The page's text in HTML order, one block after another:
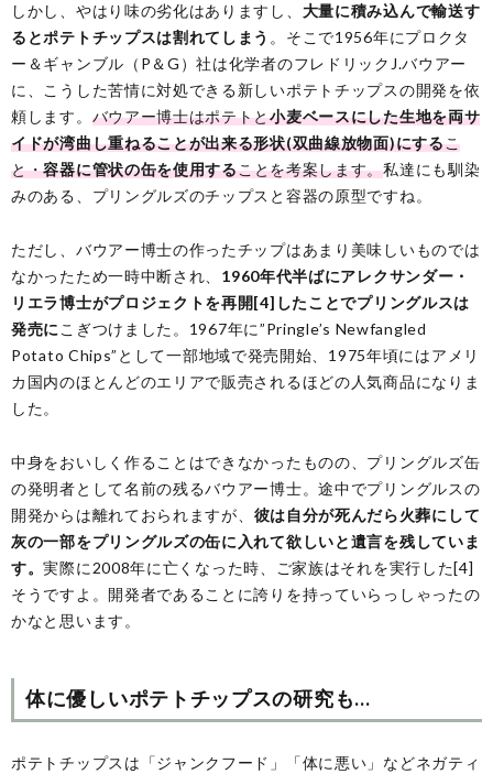
しかし、やはり味の劣化はありますし、 大量に積み込んで輸送す
るとポテトチップスは割れてしまう 。そこで1956年にプロクタ
ー＆ギャンブル（P＆G）社は化学者のフレドリックJ.バウアー
に、こうした苦情に対処できる新しいポテトチップスの開発を依
頼します。 バウアー博士はポテトと小麦ベースにした生地を両サ
イドが湾曲し重ねることが出来る形状(双曲線放物面)にするこ
と・容器に管状の缶を使用することを考案します。私達にも馴染
みのある、プリングルズのチップスと容器の原型ですね。
ただし、バウアー博士の作ったチップはあまり美味しいものでは
なかったため一時中断され、 1960年代半ばにアレクサンダー・
リエラ博士がプロジェクトを再開[4]したことでプリングルスは
発売に こぎつけました。1967年に”Pringle’s Newfangled
Potato Chips”として一部地域で発売開始、1975年頃にはアメリ
カ国内のほとんどのエリアで販売されるほどの人気商品になりま
した。
中身をおいしく作ることはできなかったものの、プリングルズ缶
の発明者として名前の残るバウアー博士。途中でプリングルスの
開発からは離れておられますが、 彼は自分が死んだら火葬にして
灰の一部をプリングルズの缶に入れて欲しいと遺言を残していま
す。実際に2008年に亡くなった時、ご家族はそれを実行した[4]
そうですよ。開発者であることに誇りを持っていらっしゃったの
かなと思います。
体に優しいポテトチップスの研究も…
ポテトチップスは「ジャンクフード」「体に悪い」などネガティ